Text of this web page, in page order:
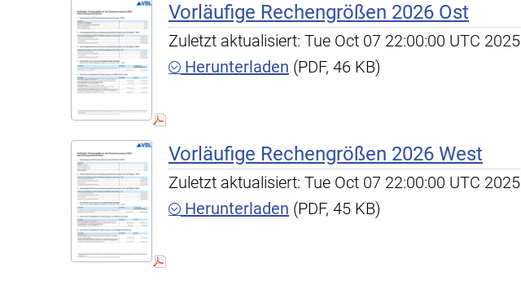
Vorläufige Rechengrößen 2026 Ost
Zuletzt aktualisiert: Tue Oct 07 22:00:00 UTC 2025
Herunterladen (PDF, 46 KB)
Vorläufige Rechengrößen 2026 West
Zuletzt aktualisiert: Tue Oct 07 22:00:00 UTC 2025
Herunterladen (PDF, 45 KB)